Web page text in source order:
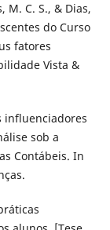
M. C. S., & Dias,
do Curso
fatores
Vista &
influenciadores
sob a
Contábeis. In